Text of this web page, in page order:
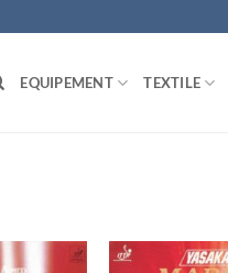
EQUIPEMENT TEXTILE